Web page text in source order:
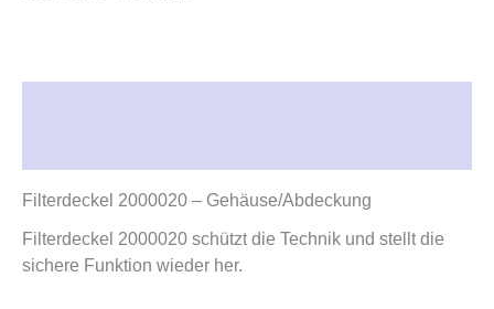
Filterdeckel 2000020 – Gehäuse/Abdeckung
Filterdeckel 2000020 schützt die Technik und stellt die
sichere Funktion wieder her.